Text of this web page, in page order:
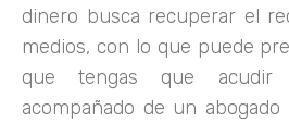
dinero busca recuperar el
medios, con lo que puede
que tengas que
acompañado de un